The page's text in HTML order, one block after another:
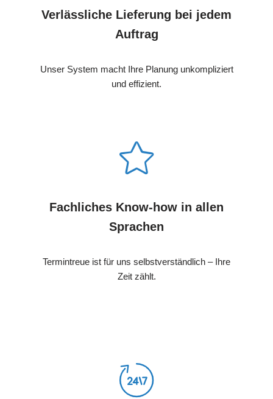
Verlässliche Lieferung bei jedem
Auftrag
Unser System macht Ihre Planung unkompliziert
und effizient.
Fachliches Know-how in allen
Sprachen
Termintreue ist für uns selbstverständlich – Ihre
Zeit zählt.